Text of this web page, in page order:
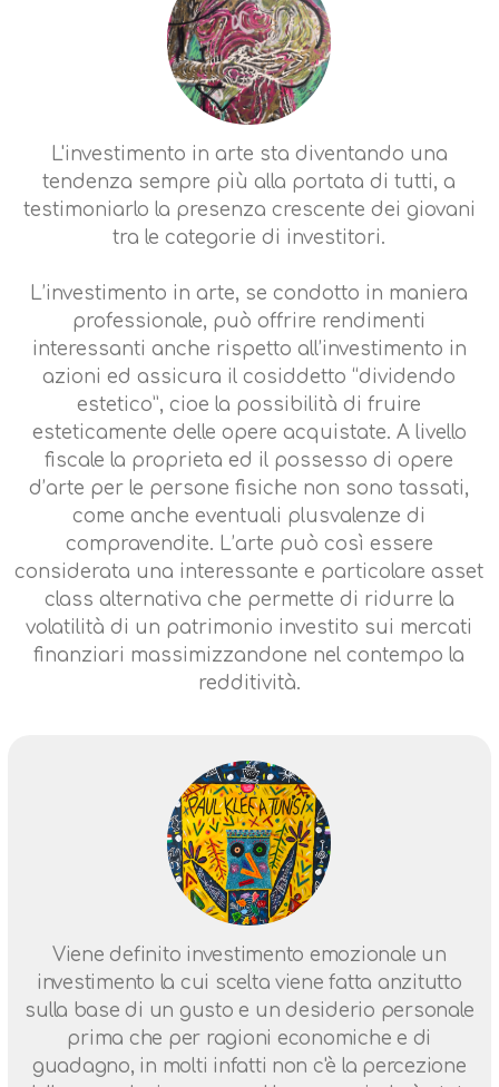
L'investimento in arte sta diventando una
tendenza sempre più alla portata di tutti, a
testimoniarlo la presenza crescente dei giovani
tra le categorie di investitori.
L’investimento in arte, se condotto in maniera
professionale, può offrire rendimenti
interessanti anche rispetto all’investimento in
azioni ed assicura il cosiddetto “dividendo
estetico”, cioe la possibilità di fruire
esteticamente delle opere acquistate. A livello
fiscale la proprieta ed il possesso di opere
d’arte per le persone fisiche non sono tassati,
come anche eventuali plusvalenze di
compravendite. L’arte può così essere
considerata una interessante e particolare asset
class alternativa che permette di ridurre la
volatilità di un patrimonio investito sui mercati
finanziari massimizzandone nel contempo la
redditività.
Viene definito investimento emozionale un
investimento la cui scelta viene fatta anzitutto
sulla base di un gusto e un desiderio personale
prima che per ragioni economiche e di
guadagno, in molti infatti non c'è la percezione